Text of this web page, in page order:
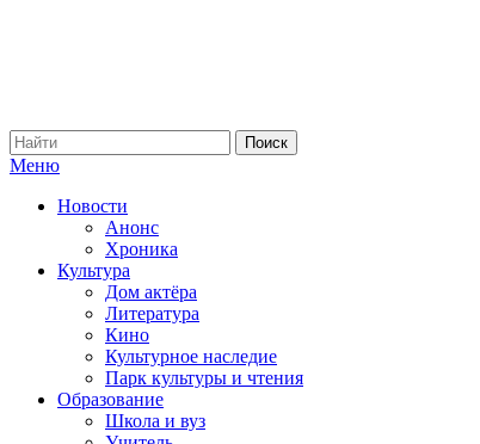
Меню
Новости
Анонс
Хроника
Культура
Дом актёра
Литература
Кино
Культурное наследие
Парк культуры и чтения
Образование
Школа и вуз